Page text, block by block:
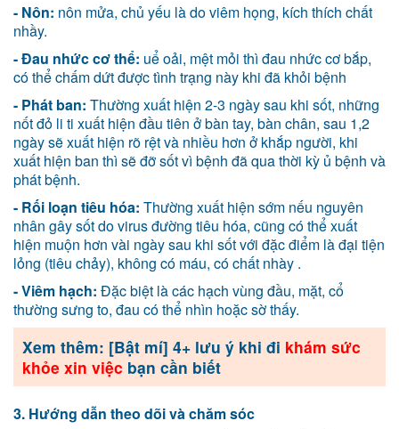
- Nôn: nôn mửa, chủ yếu là do viêm họng, kích thích chất
nhầy.
- Đau nhức cơ thể: uể oải, mệt mỏi thì đau nhức cơ bắp,
có thể chấm dứt được tình trạng này khi đã khỏi bệnh
- Phát ban: Thường xuất hiện 2-3 ngày sau khi sốt, những
nốt đỏ li ti xuất hiện đầu tiên ở bàn tay, bàn chân, sau 1,2
ngày sẽ xuất hiện rõ rệt và nhiều hơn ở khắp người, khi
xuất hiện ban thì sẽ đỡ sốt vì bệnh đã qua thời kỳ ủ bệnh và
phát bệnh.
- Rối loạn tiêu hóa: Thường xuất hiện sớm nếu nguyên
nhân gây sốt do virus đường tiêu hóa, cũng có thể xuất
hiện muộn hơn vài ngày sau khi sốt với đặc điểm là đại tiện
lỏng (tiêu chảy), không có máu, có chất nhày .
- Viêm hạch: Đặc biệt là các hạch vùng đầu, mặt, cổ
thường sưng to, đau có thể nhìn hoặc sờ thấy.
Xem thêm: [Bật mí] 4+ lưu ý khi đi khám sức
khỏe xin việc bạn cần biết
3. Hướng dẫn theo dõi và chăm sóc